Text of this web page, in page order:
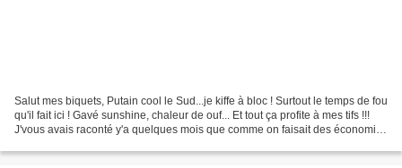
Salut mes biquets, Putain cool le Sud...je kiffe à bloc ! Surtout le temps de fou
qu'il fait ici ! Gavé sunshine, chaleur de ouf... Et tout ça profite à mes tifs !!!
J'vous avais raconté y'a quelques mois que comme on faisait des économies